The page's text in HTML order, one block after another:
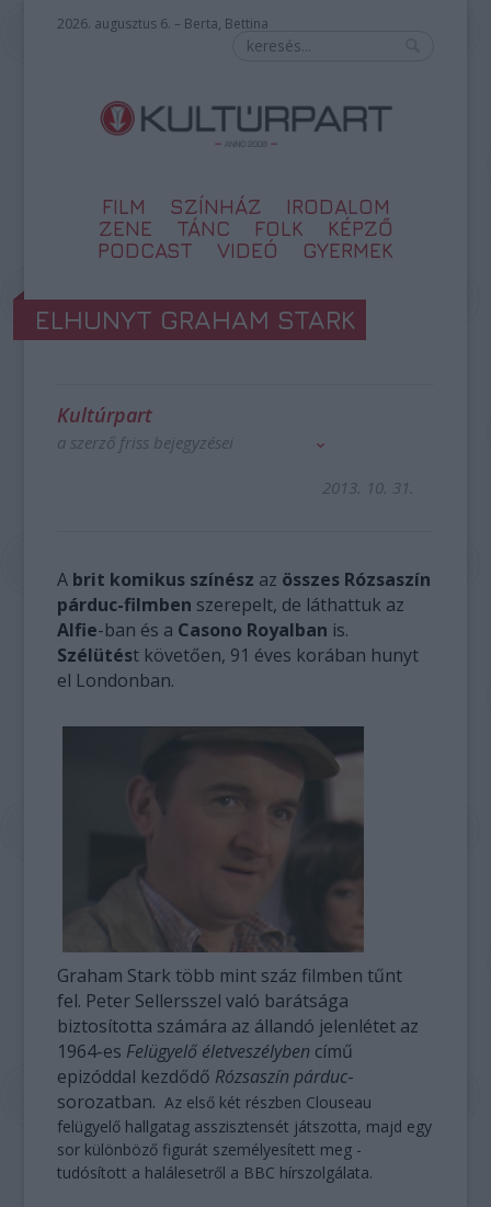
2026. augusztus 6. – Berta, Bettina
FILM SZÍNHÁZ
IRODALOM
ZENE
TÁNC FOLK
KÉPZŐ
PODCAST
VIDEÓ GYERMEK
ELHUNYT GRAHAM STARK
Kultúrpart
a szerző friss bejegyzései
2013. 10. 31.
A brit komikus színész az összes Rózsaszín
párduc-filmben szerepelt, de láthattuk az
Alfie-ban és a Casono Royalban is.
Szélütést követően, 91 éves korában hunyt
el Londonban.
Graham Stark több mint száz filmben tűnt
fel. Peter Sellersszel való barátsága
biztosította számára az állandó jelenlétet az
1964-es Felügyelő életveszélyben című
epizóddal kezdődő Rózsaszín párduc-
sorozatban.Az első két részben Clouseau
felügyelő hallgatag asszisztensét játszotta, majd egy
sor különböző figurát személyesített meg -
tudósított a halálesetről a BBC hírszolgálata.